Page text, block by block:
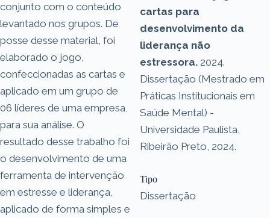
conjunto com o conteúdo
levantado nos grupos. De
posse desse material, foi
elaborado o jogo,
confeccionadas as cartas e
aplicado em um grupo de
06 líderes de uma empresa,
para sua análise. O
resultado desse trabalho foi
o desenvolvimento de uma
ferramenta de intervenção
em estresse e liderança,
aplicado de forma simples e
cartas para
desenvolvimento da
liderança não
estressora. 2024.
Dissertação (Mestrado em
Práticas Institucionais em
Saúde Mental) -
Universidade Paulista,
Ribeirão Preto, 2024.
Tipo
Dissertação